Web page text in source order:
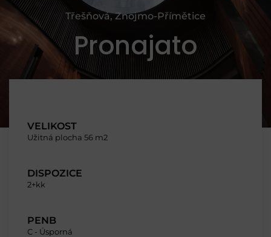
Třešňová, Znojmo-Přímětice
Pronajato
VELIKOST
Užitná plocha 56 m2
DISPOZICE
2+kk
PENB
C - Úsporná